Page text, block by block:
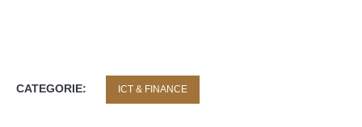
CATEGORIE: ICT & FINANCE